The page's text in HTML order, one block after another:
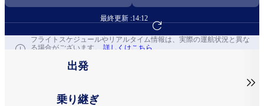
最終更新 :14:12
フライト予約へ
フライトスケジュールやリアルタイム情報は、実際の運航状況と異な
る場合がございます。 詳しくはこちら
出発
乗り継ぎ
